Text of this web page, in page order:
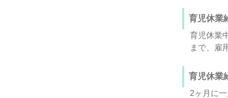
育児休業
育児休業
まで、雇
育児休業
2ヶ月に